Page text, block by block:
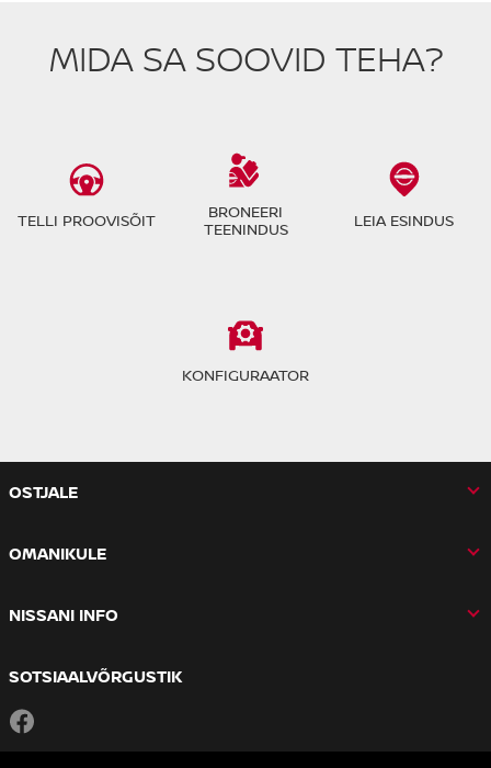
MIDA SA SOOVID TEHA?
TELLI PROOVISÕIT
BRONEERI
TEENINDUS
LEIA ESINDUS
KONFIGURAATOR
OSTJALE
OMANIKULE
NISSANI INFO
SOTSIAALVÕRGUSTIK